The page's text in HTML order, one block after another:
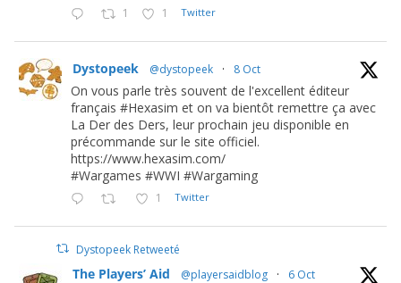
1 1 Twitter
Dystopeek @dystopeek · 8 Oct
On vous parle très souvent de l'excellent éditeur
français #Hexasim et on va bientôt remettre ça avec
La Der des Ders, leur prochain jeu disponible en
précommande sur le site officiel.
https://www.hexasim.com/
#Wargames #WWI #Wargaming
1 Twitter
Dystopeek Retweeté
The Players’ Aid @playersaidblog · 6 Oct